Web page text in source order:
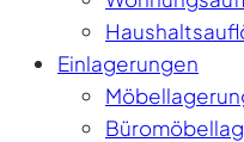
Einlagerungen